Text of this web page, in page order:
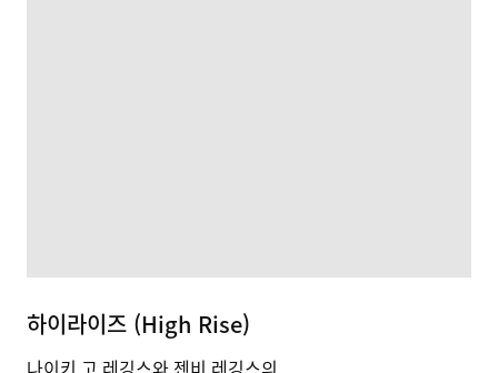
하이라이즈 (High Rise)
나이키 고 레깅스와 젠비 레깅스의